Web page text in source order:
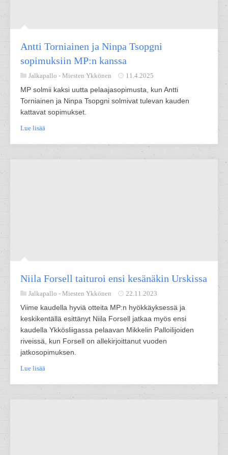
Antti Torniainen ja Ninpa Tsopgni
sopimuksiin MP:n kanssa
Jalkapallo - Miesten Ykkönen 11.4.2025
MP solmii kaksi uutta pelaajasopimusta, kun Antti
Torniainen ja Ninpa Tsopgni solmivat tulevan kauden
kattavat sopimukset.
Lue lisää
Niila Forsell taituroi ensi kesänäkin Urskissa
Jalkapallo - Miesten Ykkönen 22.11.2023
Viime kaudella hyviä otteita MP:n hyökkäyksessä ja
keskikentällä esittänyt Niila Forsell jatkaa myös ensi
kaudella Ykkösliigassa pelaavan Mikkelin Palloilijoiden
riveissä, kun Forsell on allekirjoittanut vuoden
jatkosopimuksen.
Lue lisää